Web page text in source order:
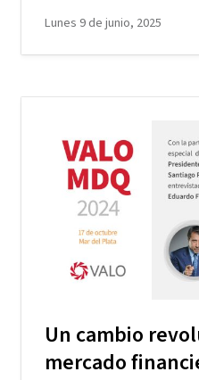
Lunes 9 de junio, 2025
Un cambio
mercado